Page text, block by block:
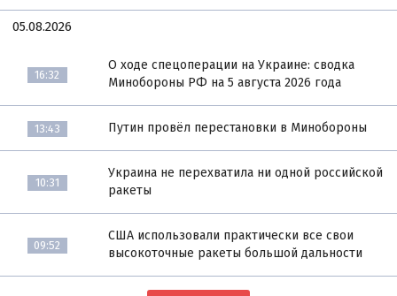
05.08.2026
16:32
О ходе спецоперации на Украине: сводка
Минобороны РФ на 5 августа 2026 года
13:43 Путин провёл перестановки в Минобороны
10:31
Украина не перехватила ни одной российской
ракеты
09:52
США использовали практически все свои
высокоточные ракеты большой дальности